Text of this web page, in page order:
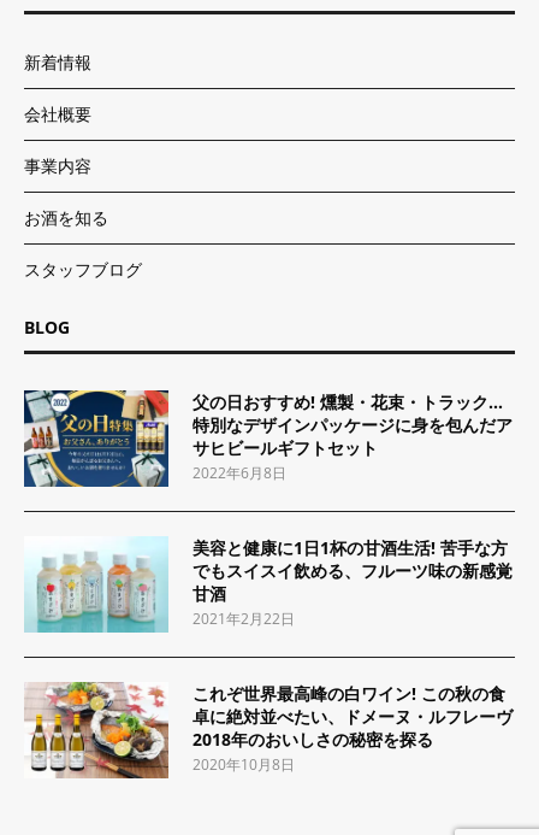
新着情報
会社概要
事業内容
お酒を知る
スタッフブログ
BLOG
父の日おすすめ! 燻製・花束・トラック…
特別なデザインパッケージに身を包んだア
サヒビールギフトセット
2022年6月8日
美容と健康に1日1杯の甘酒生活! 苦手な方
でもスイスイ飲める、フルーツ味の新感覚
甘酒
2021年2月22日
これぞ世界最高峰の白ワイン! この秋の食
卓に絶対並べたい、ドメーヌ・ルフレーヴ
2018年のおいしさの秘密を探る
2020年10月8日